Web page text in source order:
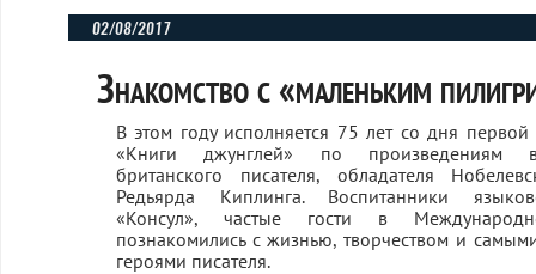
02/08/2017
Знакомство с «маленьким
В этом году исполняется 75 лет со дня первой
«Книги джунглей» по произведениям
британского писателя, обладателя
Редьярда Киплинга. Воспитанники
«Консул», частые гости в
познакомились с жизнью, творчеством и
героями писателя.